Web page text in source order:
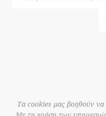
Τα cookies μας βοηθούν να